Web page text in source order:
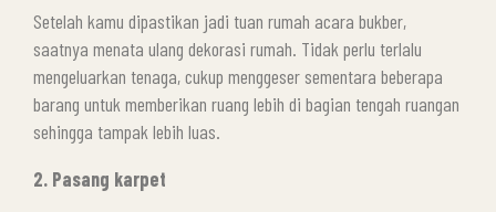
Setelah kamu dipastikan jadi tuan rumah acara bukber,
saatnya menata ulang dekorasi rumah. Tidak perlu terlalu
mengeluarkan tenaga, cukup menggeser sementara beberapa
barang untuk memberikan ruang lebih di bagian tengah ruangan
sehingga tampak lebih luas.
2. Pasang karpet